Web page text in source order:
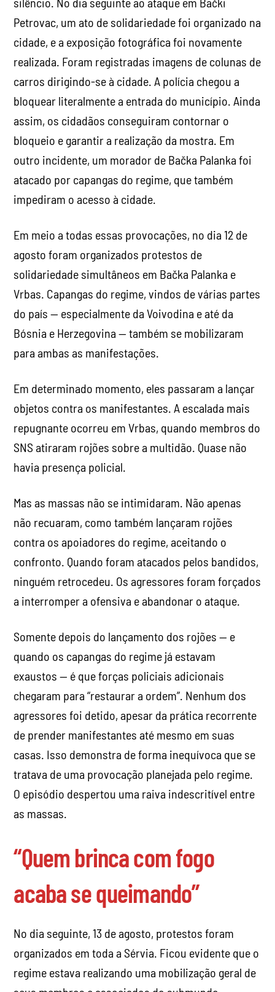
Petrovac, um ato de solidariedade foi organizado na
cidade, e a exposição fotográfica foi novamente
realizada. Foram registradas imagens de colunas de
carros dirigindo-se à cidade. A polícia chegou a
bloquear literalmente a entrada do município. Ainda
assim, os cidadãos conseguiram contornar o
bloqueio e garantir a realização da mostra. Em
outro incidente, um morador de Bačka Palanka foi
atacado por capangas do regime, que também
impediram o acesso à cidade.
Em meio a todas essas provocações, no dia 12 de
agosto foram organizados protestos de
solidariedade simultâneos em Bačka Palanka e
Vrbas. Capangas do regime, vindos de várias partes
do país — especialmente da Voivodina e até da
Bósnia e Herzegovina — também se mobilizaram
para ambas as manifestações.
Em determinado momento, eles passaram a lançar
objetos contra os manifestantes. A escalada mais
repugnante ocorreu em Vrbas, quando membros do
SNS atiraram rojões sobre a multidão. Quase não
havia presença policial.
Mas as massas não se intimidaram. Não apenas
não recuaram, como também lançaram rojões
contra os apoiadores do regime, aceitando o
confronto. Quando foram atacados pelos bandidos,
ninguém retrocedeu. Os agressores foram forçados
a interromper a ofensiva e abandonar o ataque.
Somente depois do lançamento dos rojões — e
quando os capangas do regime já estavam
exaustos — é que forças policiais adicionais
chegaram para “restaurar a ordem”. Nenhum dos
agressores foi detido, apesar da prática recorrente
de prender manifestantes até mesmo em suas
casas. Isso demonstra de forma inequívoca que se
tratava de uma provocação planejada pelo regime.
O episódio despertou uma raiva indescritível entre
as massas.
“Quem brinca com fogo
acaba se queimando”
No dia seguinte, 13 de agosto, protestos foram
organizados em toda a Sérvia. Ficou evidente que o
regime estava realizando uma mobilização geral de